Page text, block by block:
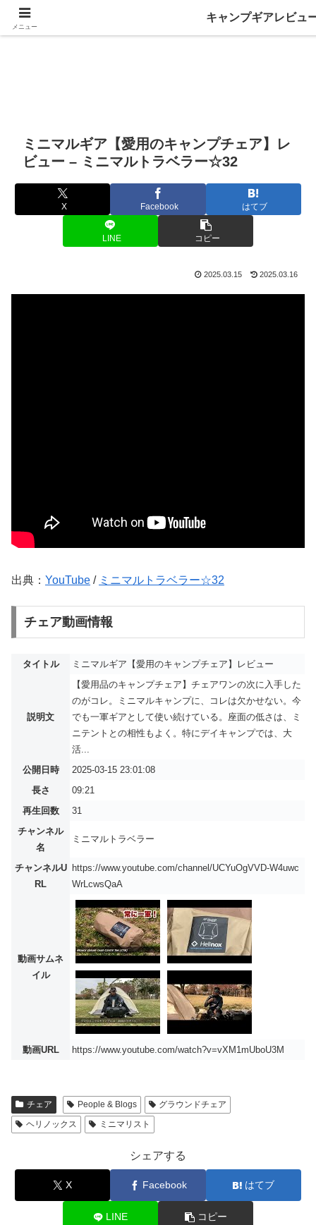
ミニマルギア【愛用のキャンプチェア】レ
ビュー – ミニマルトラベラー☆32
X Facebook はてブ
LINE コピー
2025.03.15 2025.03.16
出典： YouTube / ミニマルトラベラー☆32
チェア動画情報
タイトル ミニマルギア【愛用のキャンプチェア】レビュー
説明文
【愛用品のキャンプチェア】チェアワンの次に入手した
のがコレ。ミニマルキャンプに、コレは欠かせない。今
でも一軍ギアとして使い続けている。座面の低さは、ミ
ニテントとの相性もよく。特にデイキャンプでは、大
活...
公開日時
2025-03-15 23:01:08
長さ
09:21
再生回数
31
チャンネル
名
ミニマルトラベラー
チャンネルU
RL
https://www.youtube.com/channel/UCYuOgVVD-W4uwc
WrLcwsQaA
動画サムネ
イル
動画URL https://www.youtube.com/watch?v=vXM1mUboU3M
チェア People & Blogs
グラウンドチェア
ヘリノックス
ミニマリスト
シェアする
X Facebook はてブ
LINE コピー
メニュー
キャンプギアレビュ